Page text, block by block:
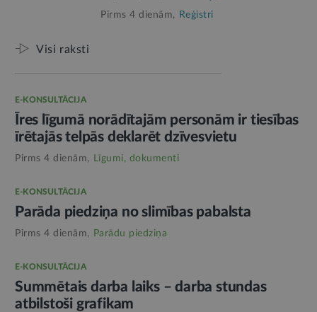
Pirms 4 dienām, Reģistri
Visi raksti
E-KONSULTĀCIJA
Īres līgumā norādītajām personām ir tiesības
īrētajās telpās deklarēt dzīvesvietu
Pirms 4 dienām, Līgumi, dokumenti
E-KONSULTĀCIJA
Parāda piedziņa no slimības pabalsta
Pirms 4 dienām, Parādu piedziņa
E-KONSULTĀCIJA
Summētais darba laiks – darba stundas
atbilstoši grafikam